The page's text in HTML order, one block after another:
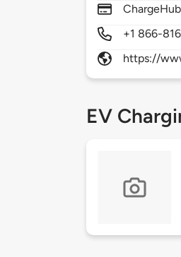
+1 866-
https://
EV